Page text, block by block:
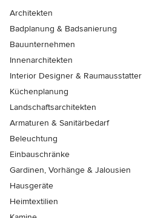
Architekten
Badplanung & Badsanierung
Bauunternehmen
Innenarchitekten
Interior Designer & Raumausstatter
Küchenplanung
Landschaftsarchitekten
Armaturen & Sanitärbedarf
Beleuchtung
Einbauschränke
Gardinen, Vorhänge & Jalousien
Hausgeräte
Heimtextilien